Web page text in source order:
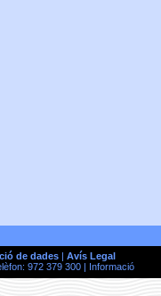
de dades| Avís Legal
972 379 300 |
Informació